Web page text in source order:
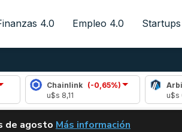
4.0 Empleo 4.0 Startups
Chainlink
(-0,65%)
Arbitrum
(-
ALERTA
de agosto VUELVE EL CARRY TRADE
Más información